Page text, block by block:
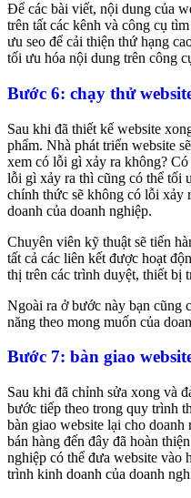
Để các bài viết, nội dung của
trên tất các kênh và công cụ
ưu seo để cải thiện thứ hạng
tối ưu hóa nội dung trên công
Bước 6: chạy thử
Sau khi đã thiết kế website
phẩm. Nhà phát triển website
xem có lỗi gì xảy ra không?
lỗi gì xảy ra thì cũng có thể tối
chính thức sẽ không có lỗi xảy
doanh của doanh nghiệp.
Chuyên viên kỹ thuật sẽ tiến
tất cả các liên kết được hoạt
thị trên các trình duyệt, thiết bị
Ngoài ra ở bước này bạn cũng
năng theo mong muốn của
Bước 7: bàn giao
Sau khi đã chỉnh sửa xong và
bước tiếp theo trong quy trình
bàn giao website lại cho
bán hàng đến đây đã hoàn
nghiệp có thể đưa website vào
trình kinh doanh của doanh